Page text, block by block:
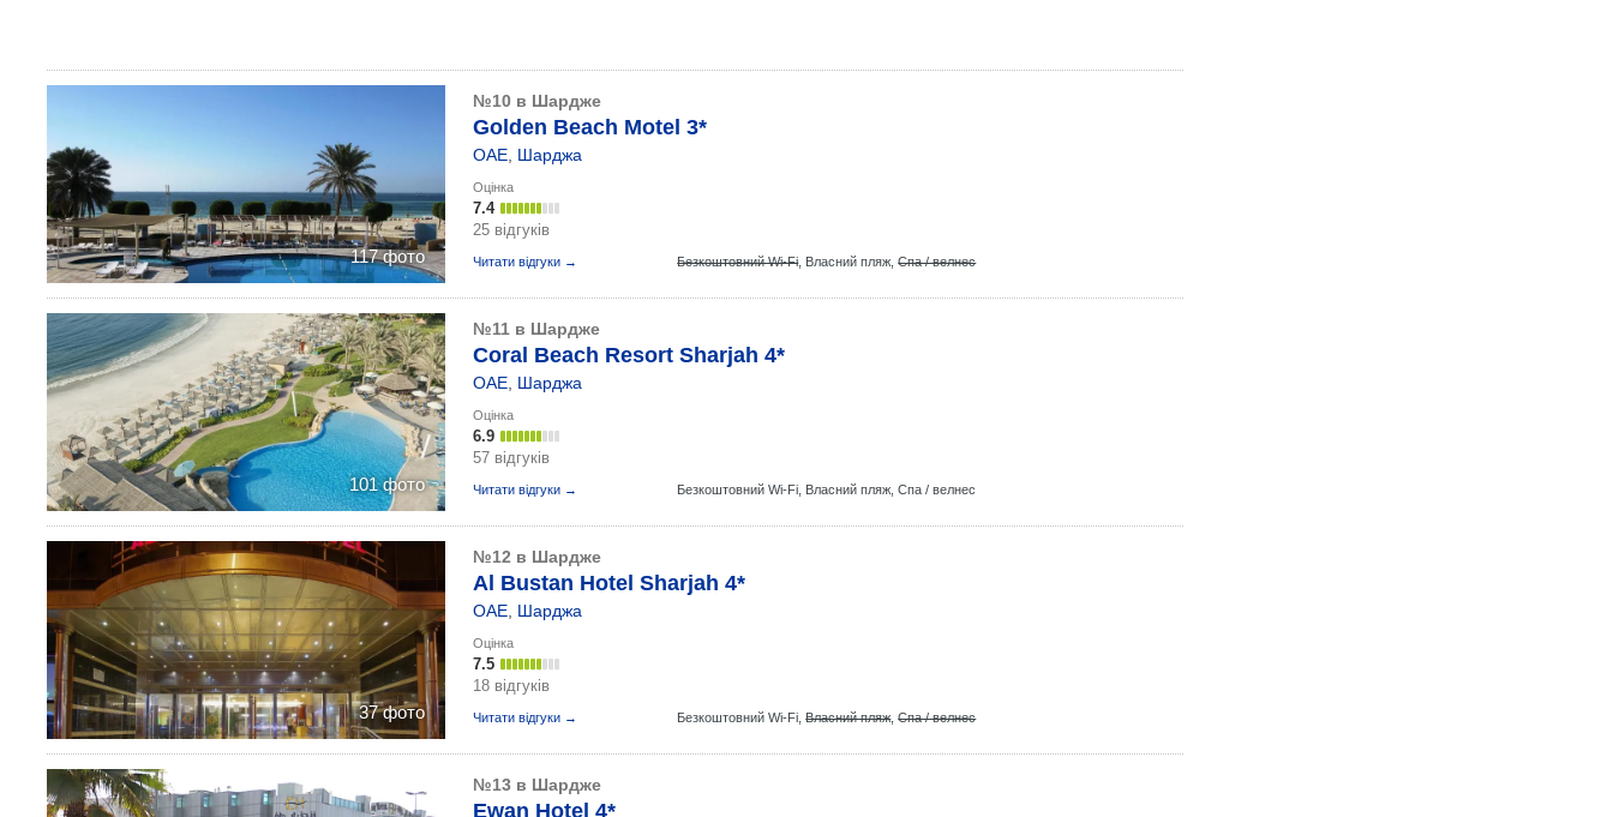
117 фото
№10 в Шардже
Golden Beach Motel 3*
ОАЕ, Шарджа
Оцінка
7.4
25 відгуків
Читати відгуки → Безкоштовний Wi-Fi, Власний пляж, Спа / велнес
101 фото
№11 в Шардже
Coral Beach Resort Sharjah 4*
ОАЕ, Шарджа
Оцінка
6.9
57 відгуків
Читати відгуки → Безкоштовний Wi-Fi, Власний пляж, Спа / велнес
37 фото
№12 в Шардже
Al Bustan Hotel Sharjah 4*
ОАЕ, Шарджа
Оцінка
7.5
18 відгуків
Читати відгуки → Безкоштовний Wi-Fi, Власний пляж, Спа / велнес
№13 в Шардже
Ewan Hotel 4*